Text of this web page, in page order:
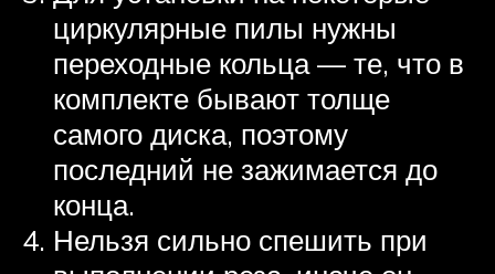
циркулярные пилы нужны
переходные кольца — те, что в
комплекте бывают толще
самого диска, поэтому
последний не зажимается до
конца.
Нельзя сильно спешить при